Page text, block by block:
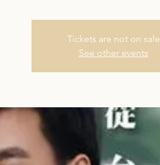
Tickets are not on sale
See other events